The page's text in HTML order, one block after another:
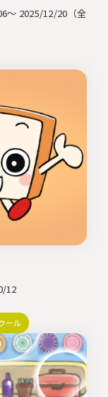
〜 2025/12/20（全
12
ール